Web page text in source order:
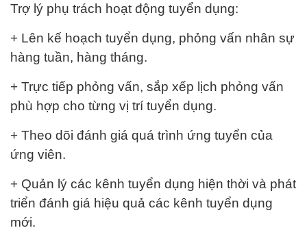
Trợ lý phụ trách hoạt động tuyển dụng:
+ Lên kế hoạch tuyển dụng, phỏng vấn nhân sự
hàng tuần, hàng tháng.
+ Trực tiếp phỏng vấn, sắp xếp lịch phỏng vấn
phù hợp cho từng vị trí tuyển dụng.
+ Theo dõi đánh giá quá trình ứng tuyển của
ứng viên.
+ Quản lý các kênh tuyển dụng hiện thời và phát
triển đánh giá hiệu quả các kênh tuyển dụng
mới.